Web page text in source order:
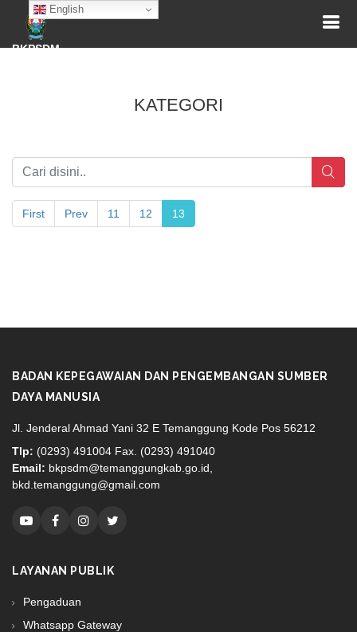
English
BKPSDM
KATEGORI
First Prev 11 12 13
BADAN KEPEGAWAIAN DAN PENGEMBANGAN SUMBER
DAYA MANUSIA
Jl. Jenderal Ahmad Yani 32 E Temanggung Kode Pos 56212
Tlp: (0293) 491004 Fax. (0293) 491040
Email: bkpsdm@temanggungkab.go.id,
bkd.temanggung@gmail.com
LAYANAN PUBLIK
Pengaduan
Whatsapp Gateway